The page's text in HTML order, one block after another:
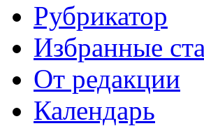
Рубрикатор
Избранные
От редакции
Календарь